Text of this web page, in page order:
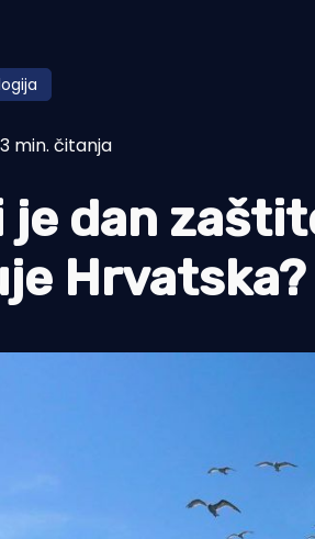
3 min. čitanja
dan
Hrvatska?